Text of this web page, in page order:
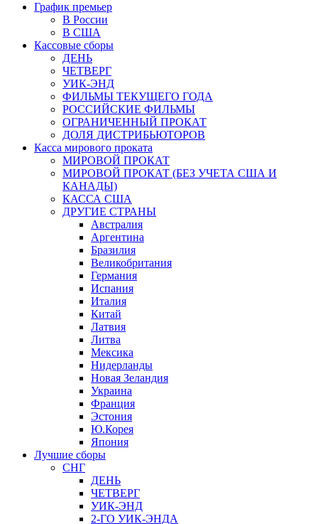
График премьер
В России
В США
Кассовые сборы
ДЕНЬ
ЧЕТВЕРГ
УИК-ЭНД
ФИЛЬМЫ ТЕКУЩЕГО ГОДА
РОССИЙСКИЕ ФИЛЬМЫ
ОГРАНИЧЕННЫЙ ПРОКАТ
ДОЛЯ ДИСТРИБЬЮТОРОВ
Касса мирового проката
МИРОВОЙ ПРОКАТ
МИРОВОЙ ПРОКАТ (БЕЗ УЧЕТА США И
КАНАДЫ)
КАССА США
ДРУГИЕ СТРАНЫ
Австралия
Аргентина
Бразилия
Великобритания
Германия
Испания
Италия
Китай
Латвия
Литва
Мексика
Нидерланды
Новая Зеландия
Украина
Франция
Эстония
Ю.Корея
Япония
Лучшие сборы
СНГ
ДЕНЬ
ЧЕТВЕРГ
УИК-ЭНД
2-ГО УИК-ЭНДА